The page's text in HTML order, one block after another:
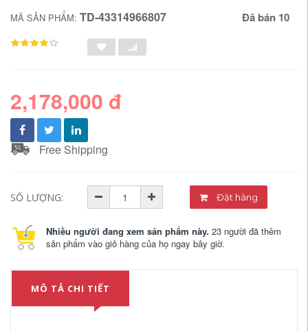
MÃ SẢN PHẨM: TD-43314966807 Đã bán 10
2,178,000 đ
Free Shipping
SỐ LƯỢNG: Đặt hàng
Nhiều người đang xem sản phẩm này. 23 người đã thêm
sản phẩm vào giỏ hàng của họ ngay bây giờ.
MÔ TẢ CHI TIẾT